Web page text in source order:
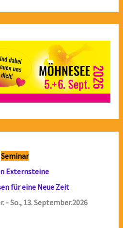
Seminar
Externsteine
für eine Neue Zeit
- So., 13. September.2026